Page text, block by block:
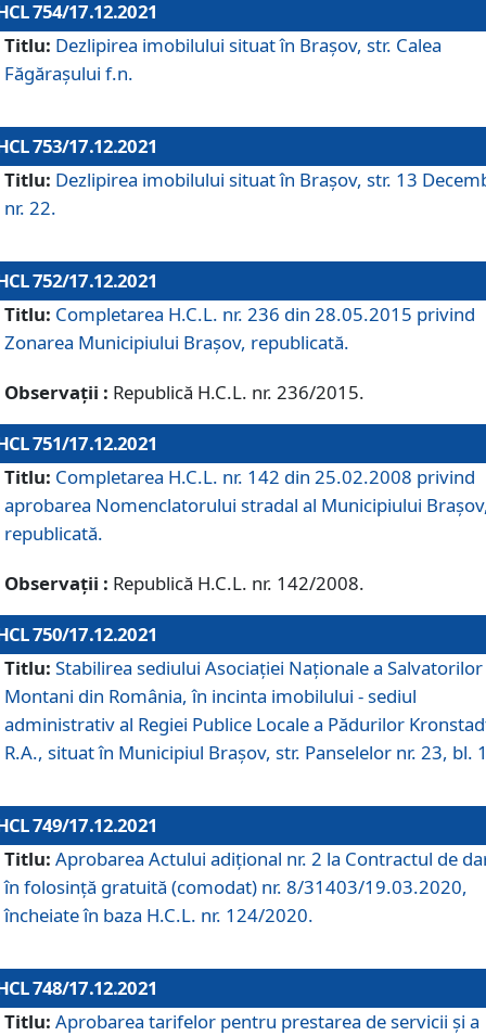
754/17.12.2021
Titlu: Dezlipirea imobilului situat în Brașov, str. Calea
Făgărașului f.n.
753/17.12.2021
Titlu: Dezlipirea imobilului situat în Brașov, str. 13
nr. 22.
752/17.12.2021
Titlu: Completarea H.C.L. nr. 236 din 28.05.2015 privind
Zonarea Municipiului Braşov, republicată.
Observații : Republică H.C.L. nr. 236/2015.
751/17.12.2021
Titlu: Completarea H.C.L. nr. 142 din 25.02.2008 privind
aprobarea Nomenclatorului stradal al Municipiului
republicată.
Observații : Republică H.C.L. nr. 142/2008.
750/17.12.2021
Titlu: Stabilirea sediului Asociației Naționale a Salvatorilor
Montani din România, în incinta imobilului - sediul
administrativ al Regiei Publice Locale a Pădurilor
R.A., situat în Municipiul Braşov, str. Panselelor nr. 23, bl.
749/17.12.2021
Titlu: Aprobarea Actului adițional nr. 2 la Contractul de
în folosință gratuită (comodat) nr. 8/31403/19.03.2020,
încheiate în baza H.C.L. nr. 124/2020.
748/17.12.2021
Titlu: Aprobarea tarifelor pentru prestarea de servicii şi a